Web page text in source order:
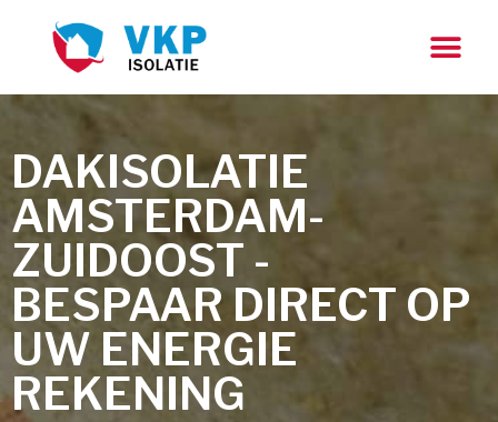
DAKISOLATIE
AMSTERDAM-
ZUIDOOST -
BESPAAR DIRECT OP
UW ENERGIE
REKENING